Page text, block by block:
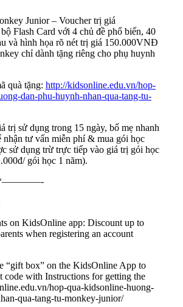
Junior – Voucher trị giá
Flash Card với 4 chủ đề phổ biến, 40
và hình họa rõ nét trị giá 150.000VNĐ
chỉ dành tặng riêng cho phụ huynh
quà tặng: http://kidsonline.edu.vn/hop-
dan-phu-huynh-nhan-qua-tang-tu-
trị sử dụng trong 15 ngày, bố mẹ nhanh
tư vấn miễn phí & mua gói học
sử dụng trừ trực tiếp vào giá trị gói học
gói học 1 năm).
on KidsOnline app: Discount up to
when registering an account
“gift box” on the KidsOnline App to
code with Instructions for getting the
hop-qua-kidsonline-huong-
qua-tang-tu-monkey-junior/